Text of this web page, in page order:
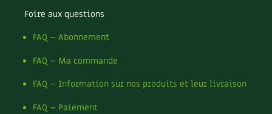
Recettes végétariennes et vegan
Matériaux écologiques
Trucs & astuces
Appels à témoignage
Foire aux questions
FAQ – Abonnement
FAQ – Ma commande
FAQ – Information sur nos produits et leur livraison
FAQ – Paiement